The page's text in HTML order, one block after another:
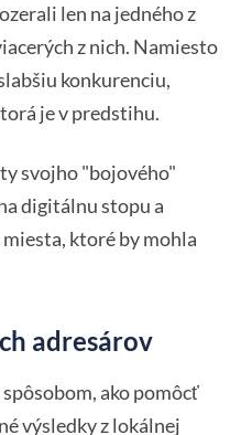
len na jedného z
z nich. Namiesto
konkurenciu,
je v predstihu.
svojho "bojového"
digitálnu stopu a
ktoré by mohla
adresárov
ako pomôcť
výsledky z lokálnej